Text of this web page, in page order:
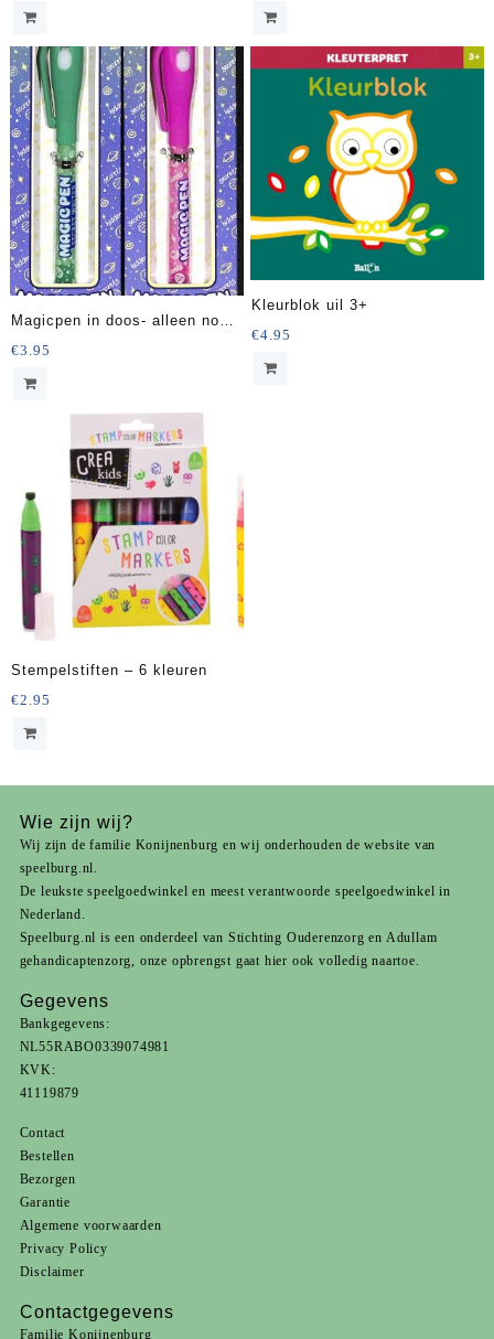
Magicpen in doos- alleen nog
1x groen
€3.95
Kleurblok uil 3+
€4.95
Stempelstiften – 6 kleuren
€2.95
Wie zijn wij?
Wij zijn de familie Konijnenburg en wij onderhouden de website van
speelburg.nl.
De leukste speelgoedwinkel en meest verantwoorde speelgoedwinkel in
Nederland.
Speelburg.nl is een onderdeel van Stichting Ouderenzorg en Adullam
gehandicaptenzorg, onze opbrengst gaat hier ook volledig naartoe.
Gegevens
Bankgegevens:
NL55RABO0339074981
KVK:
41119879
Contact
Bestellen
Bezorgen
Garantie
Algemene voorwaarden
Privacy Policy
Disclaimer
Contactgegevens
Familie Konijnenburg